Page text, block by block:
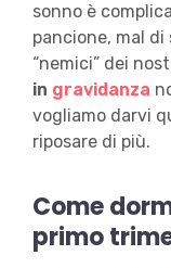
sonno è
pancione, mal
“nemici” dei
in gravidanza
vogliamo darvi
riposare di più.
Come
primo